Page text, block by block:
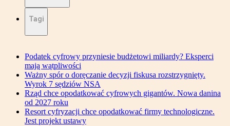
Tagi
Podatek cyfrowy przyniesie budżetowi miliardy? Eksperci
mają wątpliwości
Ważny spór o doręczanie decyzji fiskusa rozstrzygnięty.
Wyrok 7 sędziów NSA
Rząd chce opodatkować cyfrowych gigantów. Nowa danina
od 2027 roku
Resort cyfryzacji chce opodatkować firmy technologiczne.
Jest projekt ustawy